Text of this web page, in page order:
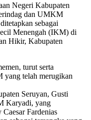
Negeri Kabupaten
dan UMKM
sebagai
Menengah (IKM) di
Hikir, Kabupaten
turut serta
yang telah merugikan
Seruyan, Gusti
Karyadi, yang
Fardenias